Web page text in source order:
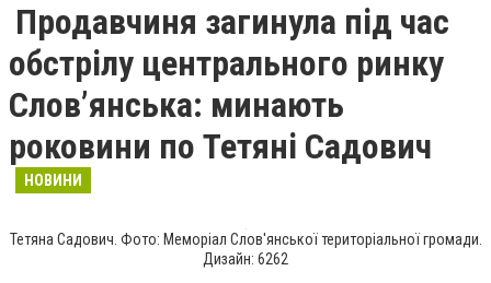
Продавчиня загинула під час
обстрілу центрального ринку
Слов’янська: минають
роковини по Тетяні Садович
НОВИНИ
Тетяна Садович. Фото: Меморіал Слов'янської територіальної громади.
Дизайн: 6262